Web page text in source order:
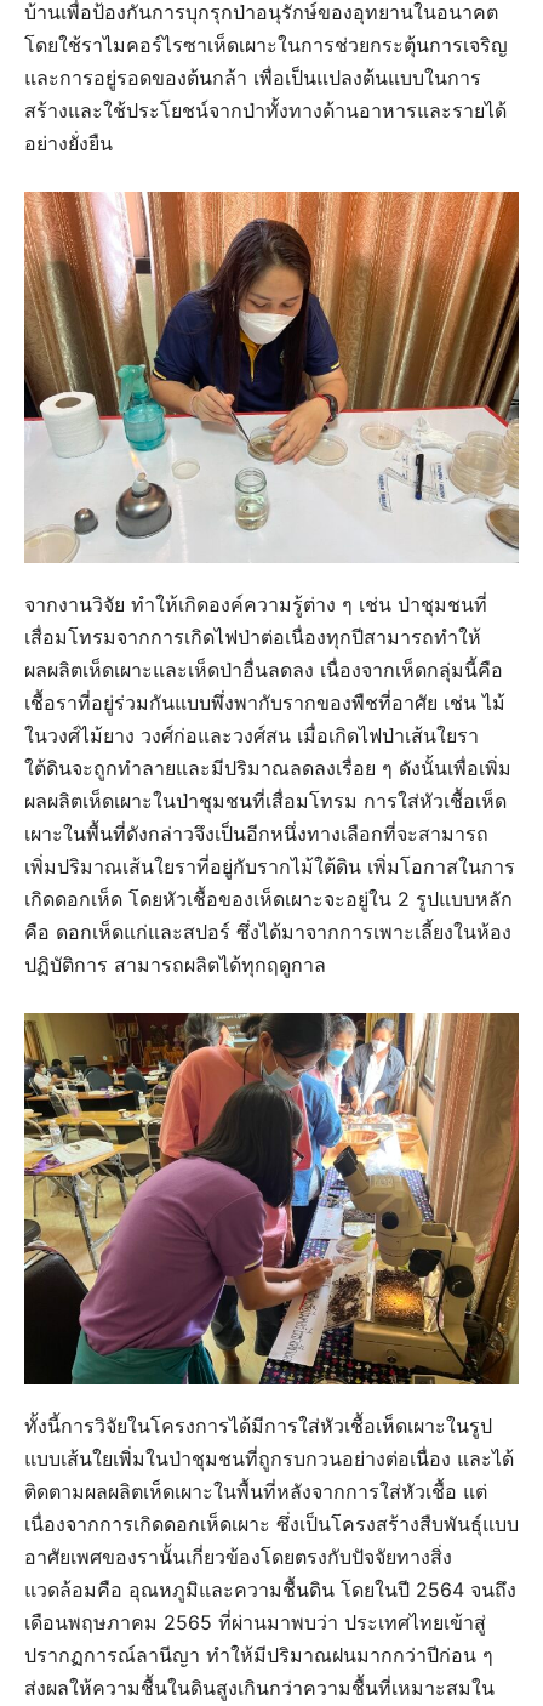
บ้านเพื่อป้องกันการบุกรุกป่าอนุรักษ์ของอุทยานในอนาคต
โดยใช้ราไมคอร์ไรซาเห็ดเผาะในการช่วยกระตุ้นการเจริญ
และการอยู่รอดของต้นกล้า เพื่อเป็นแปลงต้นแบบในการ
สร้างและใช้ประโยชน์จากป่าทั้งทางด้านอาหารและรายได้
อย่างยั่งยืน
จากงานวิจัย ทำให้เกิดองค์ความรู้ต่าง ๆ เช่น ป่าชุมชนที่
เสื่อมโทรมจากการเกิดไฟป่าต่อเนื่องทุกปีสามารถทำให้
ผลผลิตเห็ดเผาะและเห็ดป่าอื่นลดลง เนื่องจากเห็ดกลุ่มนี้คือ
เชื้อราที่อยู่ร่วมกันแบบพึ่งพากับรากของพืชที่อาศัย เช่น ไม้
ในวงศ์ไม้ยาง วงศ์ก่อและวงศ์สน เมื่อเกิดไฟป่าเส้นใยรา
ใต้ดินจะถูกทำลายและมีปริมาณลดลงเรื่อย ๆ ดังนั้นเพื่อเพิ่ม
ผลผลิตเห็ดเผาะในป่าชุมชนที่เสื่อมโทรม การใส่หัวเชื้อเห็ด
เผาะในพื้นที่ดังกล่าวจึงเป็นอีกหนึ่งทางเลือกที่จะสามารถ
เพิ่มปริมาณเส้นใยราที่อยู่กับรากไม้ใต้ดิน เพิ่มโอกาสในการ
เกิดดอกเห็ด โดยหัวเชื้อของเห็ดเผาะจะอยู่ใน 2 รูปแบบหลัก
คือ ดอกเห็ดแก่และสปอร์ ซึ่งได้มาจากการเพาะเลี้ยงในห้อง
ปฏิบัติการ สามารถผลิตได้ทุกฤดูกาล
ทั้งนี้การวิจัยในโครงการได้มีการใส่หัวเชื้อเห็ดเผาะในรูป
แบบเส้นใยเพิ่มในป่าชุมชนที่ถูกรบกวนอย่างต่อเนื่อง และได้
ติดตามผลผลิตเห็ดเผาะในพื้นที่หลังจากการใส่หัวเชื้อ แต่
เนื่องจากการเกิดดอกเห็ดเผาะ ซึ่งเป็นโครงสร้างสืบพันธุ์แบบ
อาศัยเพศของรานั้นเกี่ยวข้องโดยตรงกับปัจจัยทางสิ่ง
แวดล้อมคือ อุณหภูมิและความชื้นดิน โดยในปี 2564 จนถึง
เดือนพฤษภาคม 2565 ที่ผ่านมาพบว่า ประเทศไทยเข้าสู่
ปรากฏการณ์ลานีญา ทำให้มีปริมาณฝนมากกว่าปีก่อน ๆ
ส่งผลให้ความชื้นในดินสูงเกินกว่าความชื้นที่เหมาะสมใน